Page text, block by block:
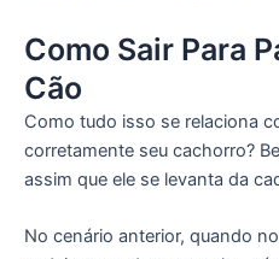
Como Sair Para
Cão
Como tudo isso se relaciona
corretamente seu cachorro?
assim que ele se levanta da
No cenário anterior, quando